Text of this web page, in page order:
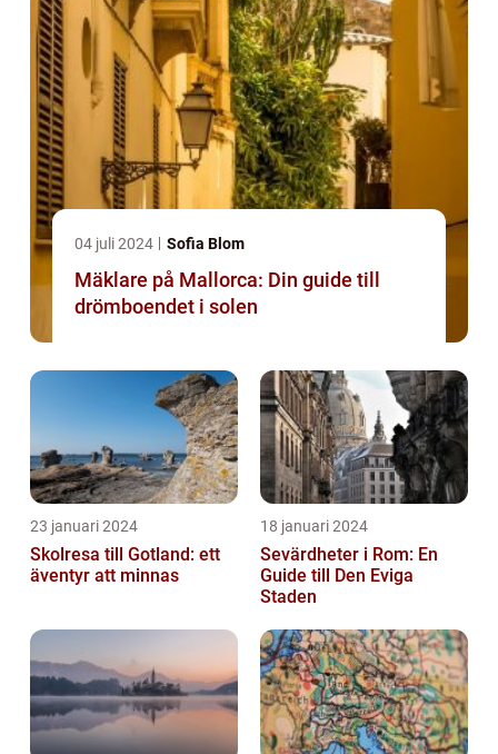
04 juli 2024 Sofia Blom
Mäklare på Mallorca: Din guide till
drömboendet i solen
23 januari 2024
Skolresa till Gotland: ett
äventyr att minnas
18 januari 2024
Sevärdheter i Rom: En
Guide till Den Eviga
Staden